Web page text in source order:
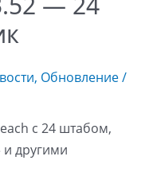
, Обновление/
с 24 штабом,
другими